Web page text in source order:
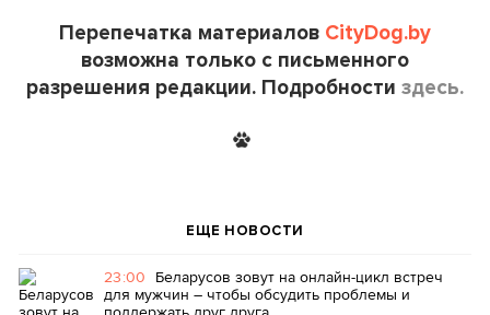
Перепечатка материалов CityDog.by
возможна только с письменного
разрешения редакции. Подробности здесь.
ЕЩЕ НОВОСТИ
23:00 Беларусов зовут на онлайн-цикл встреч
для мужчин – чтобы обсудить проблемы и